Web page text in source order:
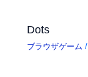
Dots
ブラウザゲーム